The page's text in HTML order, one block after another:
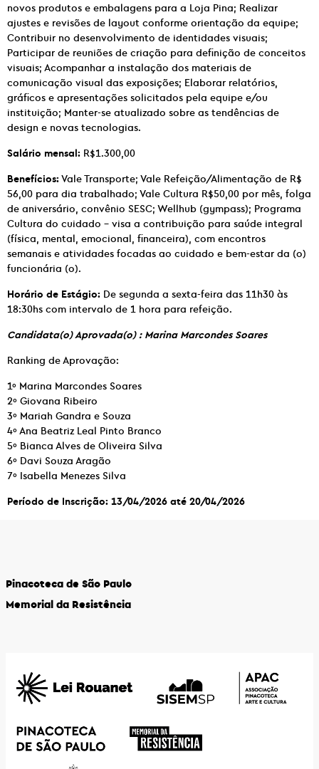
novos produtos e embalagens para a Loja Pina; Realizar
ajustes e revisões de layout conforme orientação da equipe;
Contribuir no desenvolvimento de identidades visuais;
Participar de reuniões de criação para definição de conceitos
visuais; Acompanhar a instalação dos materiais de
comunicação visual das exposições; Elaborar relatórios,
gráficos e apresentações solicitados pela equipe e/ou
instituição; Manter-se atualizado sobre as tendências de
design e novas tecnologias.
Salário mensal: R$1.300,00
Benefícios:Vale Transporte; Vale Refeição/Alimentação de R$
56,00 para dia trabalhado; Vale Cultura R$50,00 por mês, folga
de aniversário, convênio SESC; Wellhub (gympass); Programa
Cultura do cuidado – visa a contribuição para saúde integral
(física, mental, emocional, financeira), com encontros
semanais e atividades focadas ao cuidado e bem-estar da (o)
funcionária (o).
Horário de Estágio: De segunda a sexta-feira das 11h30 às
18:30hs com intervalo de 1 hora para refeição.
Candidata(o) Aprovada(o) : Marina Marcondes Soares
Ranking de Aprovação:
1º Marina Marcondes Soares
2º Giovana Ribeiro
3º Mariah Gandra e Souza
4º Ana Beatriz Leal Pinto Branco
5º Bianca Alves de Oliveira Silva
6º Davi Souza Aragão
7º Isabella Menezes Silva
Período de Inscrição: 13/04/2026 até 20/04/2026
Pinacoteca de São Paulo
Memorial da Resistência